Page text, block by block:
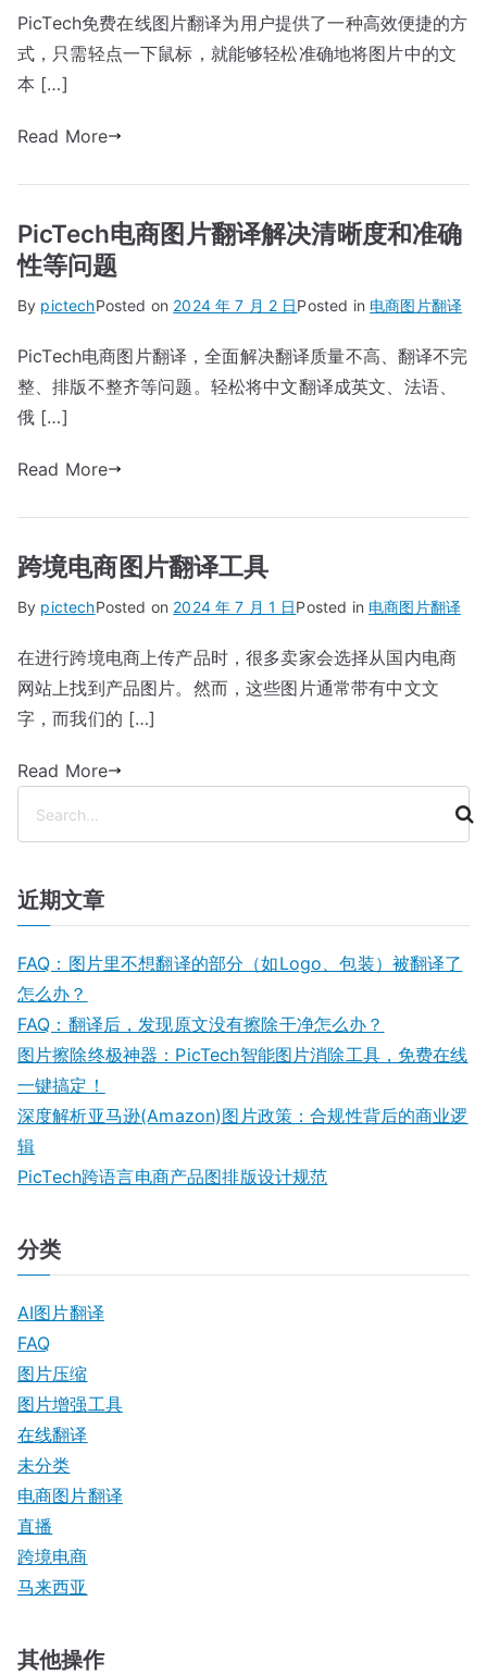
PicTech免费在线图片翻译为用户提供了一种高效便捷的方
式，只需轻点一下鼠标，就能够轻松准确地将图片中的文
本 […]
Read More
PicTech电商图片翻译解决清晰度和准确
性等问题
By pictechPosted on 2024 年 7 月 2 日Posted in 电商图片翻译
PicTech电商图片翻译，全面解决翻译质量不高、翻译不完
整、排版不整齐等问题。轻松将中文翻译成英文、法语、
俄 […]
Read More
跨境电商图片翻译工具
By pictechPosted on 2024 年 7 月 1 日Posted in 电商图片翻译
在进行跨境电商上传产品时，很多卖家会选择从国内电商
网站上找到产品图片。然而，这些图片通常带有中文文
字，而我们的 […]
Read More
近期文章
FAQ：图片里不想翻译的部分（如Logo、包装）被翻译了
怎么办？
FAQ：翻译后，发现原文没有擦除干净怎么办？
图片擦除终极神器：PicTech智能图片消除工具，免费在线
一键搞定！
深度解析亚马逊(Amazon)图片政策：合规性背后的商业逻
辑
PicTech跨语言电商产品图排版设计规范
分类
AI图片翻译
FAQ
图片压缩
图片增强工具
在线翻译
未分类
电商图片翻译
直播
跨境电商
马来西亚
其他操作